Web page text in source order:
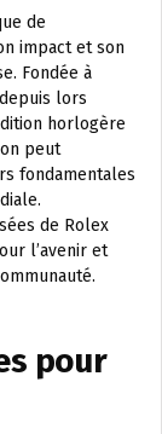
de
impact et son
Fondée à
lors
horlogère
peut
fondamentales
de Rolex
l’avenir et
pour